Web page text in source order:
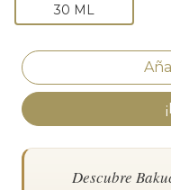
30 ML
Descubre